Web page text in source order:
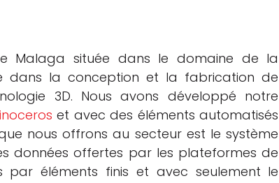
Malaga située dans le domaine de la
dans la conception et la fabrication de
3D. Nous avons développé notre
et avec des éléments automatisés
nous offrons au secteur est le système
données offertes par les plateformes de
par éléments finis et avec seulement le